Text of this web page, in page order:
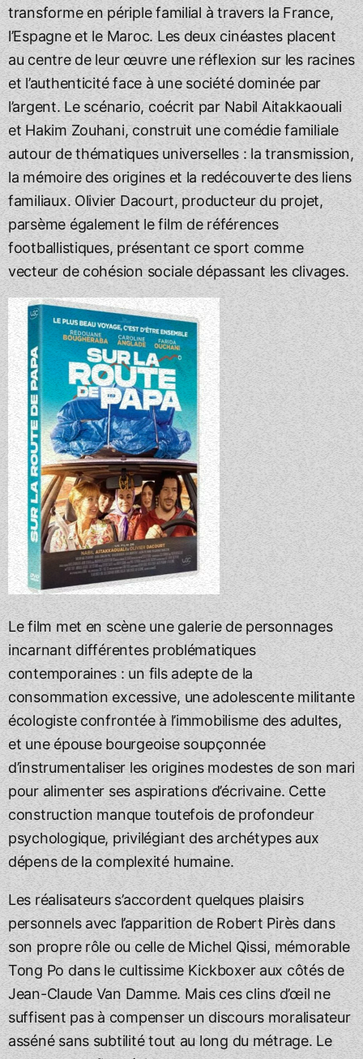
transforme en périple familial à travers la France,
l’Espagne et le Maroc. Les deux cinéastes placent
au centre de leur œuvre une réflexion sur les racines
et l’authenticité face à une société dominée par
l’argent. Le scénario, coécrit par Nabil Aitakkaouali
et Hakim Zouhani, construit une comédie familiale
autour de thématiques universelles : la transmission,
la mémoire des origines et la redécouverte des liens
familiaux. Olivier Dacourt, producteur du projet,
parsème également le film de références
footballistiques, présentant ce sport comme
vecteur de cohésion sociale dépassant les clivages.
Le film met en scène une galerie de personnages
incarnant différentes problématiques
contemporaines : un fils adepte de la
consommation excessive, une adolescente militante
écologiste confrontée à l’immobilisme des adultes,
et une épouse bourgeoise soupçonnée
d’instrumentaliser les origines modestes de son mari
pour alimenter ses aspirations d’écrivaine. Cette
construction manque toutefois de profondeur
psychologique, privilégiant des archétypes aux
dépens de la complexité humaine.
Les réalisateurs s’accordent quelques plaisirs
personnels avec l’apparition de Robert Pirès dans
son propre rôle ou celle de Michel Qissi, mémorable
Tong Po dans le cultissime Kickboxer aux côtés de
Jean-Claude Van Damme. Mais ces clins d’œil ne
suffisent pas à compenser un discours moralisateur
asséné sans subtilité tout au long du métrage. Le